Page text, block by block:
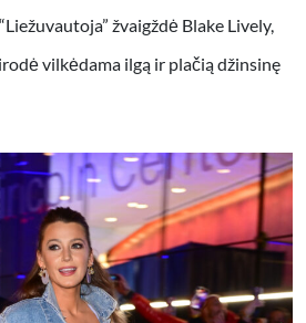
žvaigždė Blake Lively,
vilkėdama ilgą ir plačią džinsinę